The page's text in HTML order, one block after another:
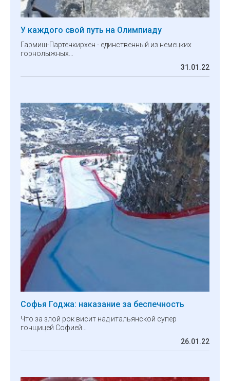
У каждого свой путь на Олимпиаду
Гармиш-Партенкирхен - единственный из немецких
горнолыжных…
31.01.22
Софья Годжа: наказание за беспечность
Что за злой рок висит над итальянской супер
гонщицей Софией…
26.01.22